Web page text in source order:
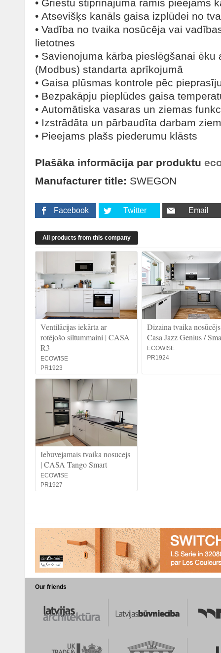
• Griestu stiprinājuma rāmis pieejams
• Atsevišķs kanāls gaisa izplūdei no
• Vadība no tvaika nosūcēja vai
lietotnes
• Savienojuma kārba pieslēgšanai
(Modbus) standarta aprīkojumā
• Gaisa plūsmas kontrole pēc
• Bezpakāpju pieplūdes gaisa
• Automātiska vasaras un ziemas
• Izstrādāta un pārbaudīta darbam
• Pieejams plašs piederumu klāsts
Plašāka informācija par produktu
Manufacturer title: SWEGON
Facebook Twitter Email
All products from this company
Ventilācijas iekārta ar
rotējošo siltummaini | CASA
R3
ECOWISE
PR1923
Dizaina tvaika
Casa Jazz Genius /
ECOWISE
PR1924
Iebūvējamais tvaika nosūcējs
| CASA Tango Smart
ECOWISE
PR1927
Our friends